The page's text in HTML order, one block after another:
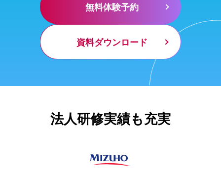
無料体験予約
資料ダウンロード
法人研修実績も充実